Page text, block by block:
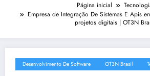
Página inicial
Empresa de Integração De Sistemas E Apis
projetos digitais | OT3N
Desenvolvimento De Software OT3N Brasil